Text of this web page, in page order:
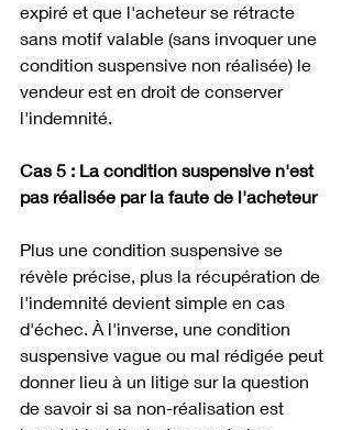
expiré et que l'acheteur se rétracte
sans motif valable (sans invoquer une
condition suspensive non réalisée) le
vendeur est en droit de conserver
l'indemnité.
Cas 5 : La condition suspensive n'est
pas réalisée par la faute de l'acheteur
Plus une condition suspensive se
révèle précise, plus la récupération de
l'indemnité devient simple en cas
d'échec. À l'inverse, une condition
suspensive vague ou mal rédigée peut
donner lieu à un litige sur la question
de savoir si sa non-réalisation est